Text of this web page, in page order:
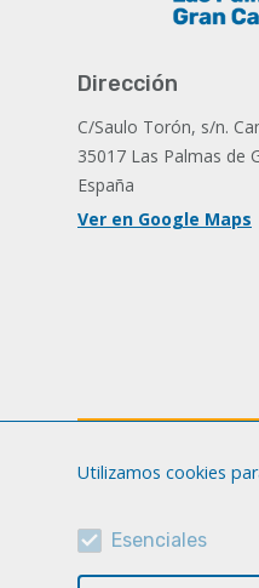
Dirección
C/Saulo Torón, s/n.
35017 Las Palmas de
España
Ver en Google Maps
Utilizamos cookies
Esenciales